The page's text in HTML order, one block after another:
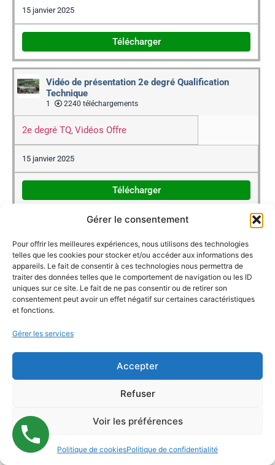
Gérer le consentement
Pour offrir les meilleures expériences, nous utilisons des technologies
telles que les cookies pour stocker et/ou accéder aux informations des
appareils. Le fait de consentir à ces technologies nous permettra de
traiter des données telles que le comportement de navigation ou les ID
uniques sur ce site. Le fait de ne pas consentir ou de retirer son
consentement peut avoir un effet négatif sur certaines caractéristiques
et fonctions.
Gérer les services
Accepter
Refuser
Voir les préférences
Politique de cookiesPolitique de confidentialité
15 janvier 2025
Télécharger
Vidéo de présentation 2e degré Qualification
Technique
1 2240 téléchargements
2e degré TQ, Vidéos Offre
15 janvier 2025
Télécharger
Professionnelle
1 2210 téléchargements
2e degré PQ,Vidéos Offre
15 janvier 2025
Documentation 3 degré
D3T Français 5e – 6e années
1